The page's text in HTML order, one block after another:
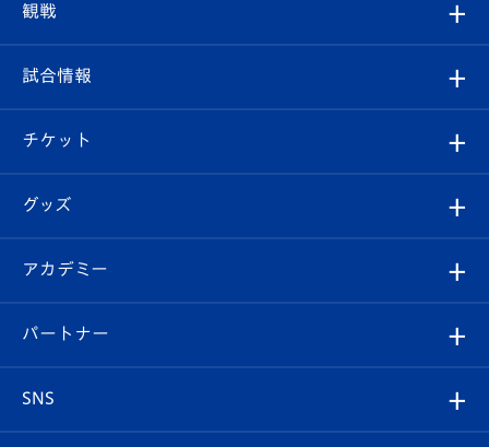
クラブ
試合情報
チケット
イベント
メディア
ホームタウン
クラブ概要
エンブレム紹介
スタッフプロフィール
マスコット紹介
観戦
観戦ルール
はじめての観戦ガイド
Revive Team
ヴィヴィくんの長崎おもてなしガイド
試合情報
試合日程/結果
フォトギャラリー
スタジアムグルメ
チケット
チケット
V-LOVERS（ファンクラブ）
プレイヤーズスイート
グッズ
オンラインショップ
店舗情報
アカデミー
育成からのお知らせ
U-18
パートナー
SNS